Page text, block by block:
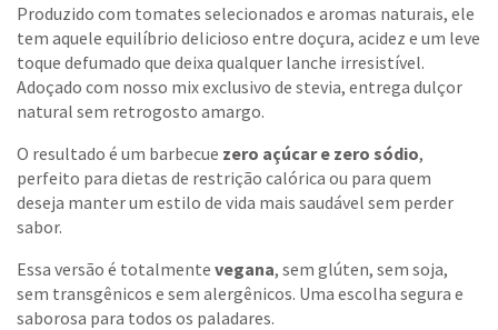
Produzido com tomates selecionados e aromas naturais, ele
tem aquele equilíbrio delicioso entre doçura, acidez e um leve
toque defumado que deixa qualquer lanche irresistível.
Adoçado com nosso mix exclusivo de stevia, entrega dulçor
natural sem retrogosto amargo.
O resultado é um barbecue zero açúcar e zero sódio,
perfeito para dietas de restrição calórica ou para quem
deseja manter um estilo de vida mais saudável sem perder
sabor.
Essa versão é totalmente vegana, sem glúten, sem soja,
sem transgênicos e sem alergênicos. Uma escolha segura e
saborosa para todos os paladares.